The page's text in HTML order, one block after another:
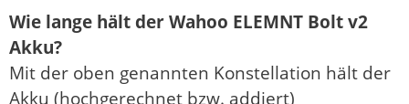
Wie lange hält der Wahoo ELEMNT Bolt v2
Akku?
Mit der oben genannten Konstellation hält der
Akku (hochgerechnet bzw. addiert)